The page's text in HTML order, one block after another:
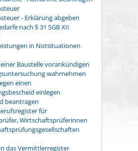
- Erklärung abgeben
nach § 31 SGB XII
in Notsituationen
Baustelle vorankündigen
wahrnehmen
einen
einlegen
beantragen
für
Wirtschaftsprüferinnen
das Vermittlerregister